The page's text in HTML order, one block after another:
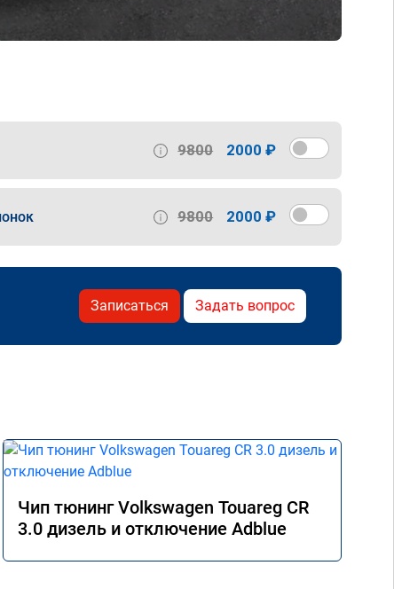
9800 2000 ₽
9800 2000 ₽
Записаться Задать вопрос
Чип тюнинг Volkswagen Touareg CR
3.0 дизель и отключение Adblue